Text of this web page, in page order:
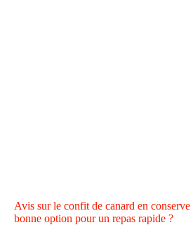
Avis sur le confit de canard en conserve
bonne option pour un repas rapide ?